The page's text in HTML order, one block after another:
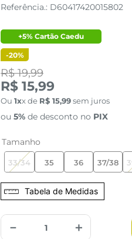
Referência.: D60417420015802
+5% Cartão Caedu
-20%
R$ 19,99
R$ 15,99
Ou 1 x de R$ 15,99sem juros
ou 5% de desconto no PIX
Tamanho
33/34 35 36 37/38
Tabela de Medidas
＋
－